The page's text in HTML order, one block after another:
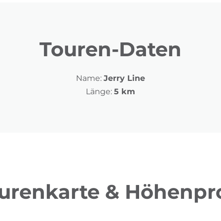
Touren-Daten
Name: Jerry Line
Länge: 5 km
&